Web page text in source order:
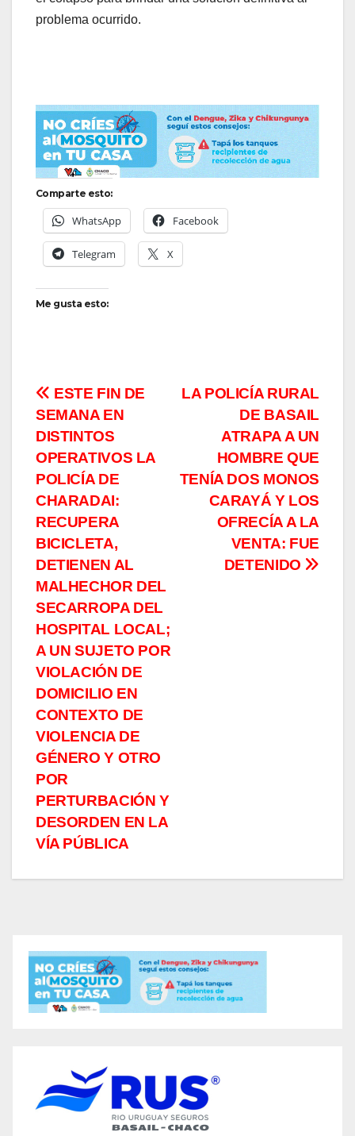
problema ocurrido.
Comparte esto:
WhatsApp Facebook
Telegram X
Me gusta esto:
Navegación
de
entradas
LA POLICÍA RURAL
DE BASAIL
ATRAPA A UN
HOMBRE QUE
TENÍA DOS MONOS
CARAYÁ Y LOS
OFRECÍA A LA
VENTA: FUE
DETENIDO
ESTE FIN DE
SEMANA EN
DISTINTOS
OPERATIVOS LA
POLICÍA DE
CHARADAI:
RECUPERA
BICICLETA,
DETIENEN AL
MALHECHOR DEL
SECARROPA DEL
HOSPITAL LOCAL;
A UN SUJETO POR
VIOLACIÓN DE
DOMICILIO EN
CONTEXTO DE
VIOLENCIA DE
GÉNERO Y OTRO
POR
PERTURBACIÓN Y
DESORDEN EN LA
VÍA PÚBLICA